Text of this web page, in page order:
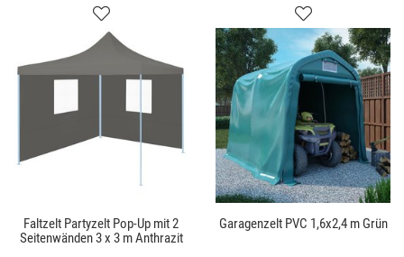
Faltzelt Partyzelt Pop-Up mit 2
Seitenwänden 3 x 3 m Anthrazit
Garagenzelt PVC 1,6x2,4 m Grün